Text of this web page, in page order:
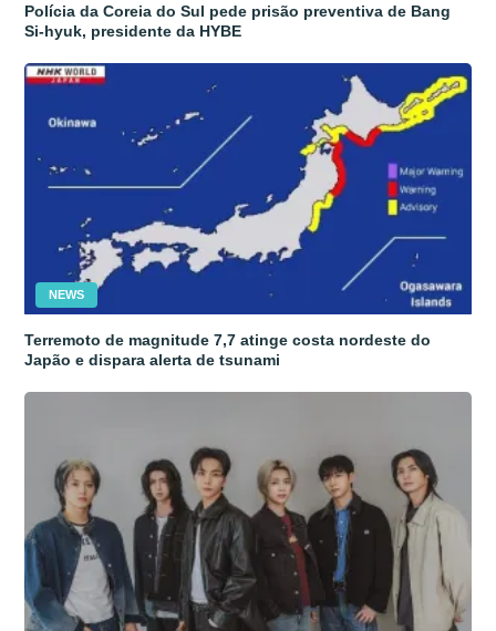
Polícia da Coreia do Sul pede prisão preventiva de Bang
Si-hyuk, presidente da HYBE
NEWS
Terremoto de magnitude 7,7 atinge costa nordeste do
Japão e dispara alerta de tsunami